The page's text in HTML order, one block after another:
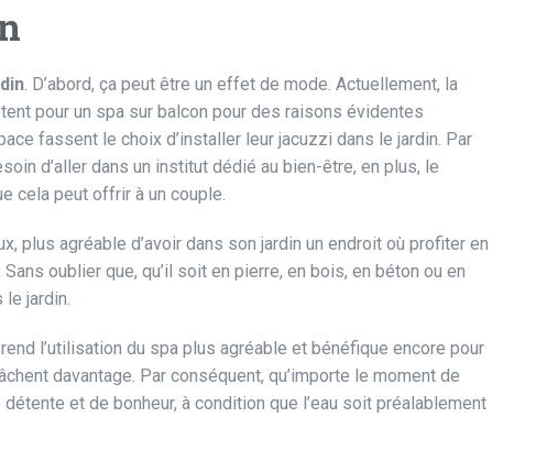
. D’abord, ça peut être un effet de mode. Actuellement, la
pour un spa sur balcon pour des raisons évidentes
fassent le choix d’installer leur jacuzzi dans le jardin. Par
d’aller dans un institut dédié au bien-être, en plus, le
cela peut offrir à un couple.
plus agréable d’avoir dans son jardin un endroit où profiter en
oublier que, qu’il soit en pierre, en bois, en béton ou en
le jardin.
l’utilisation du spa plus agréable et bénéfique encore pour
davantage. Par conséquent, qu’importe le moment de
et de bonheur, à condition que l’eau soit préalablement